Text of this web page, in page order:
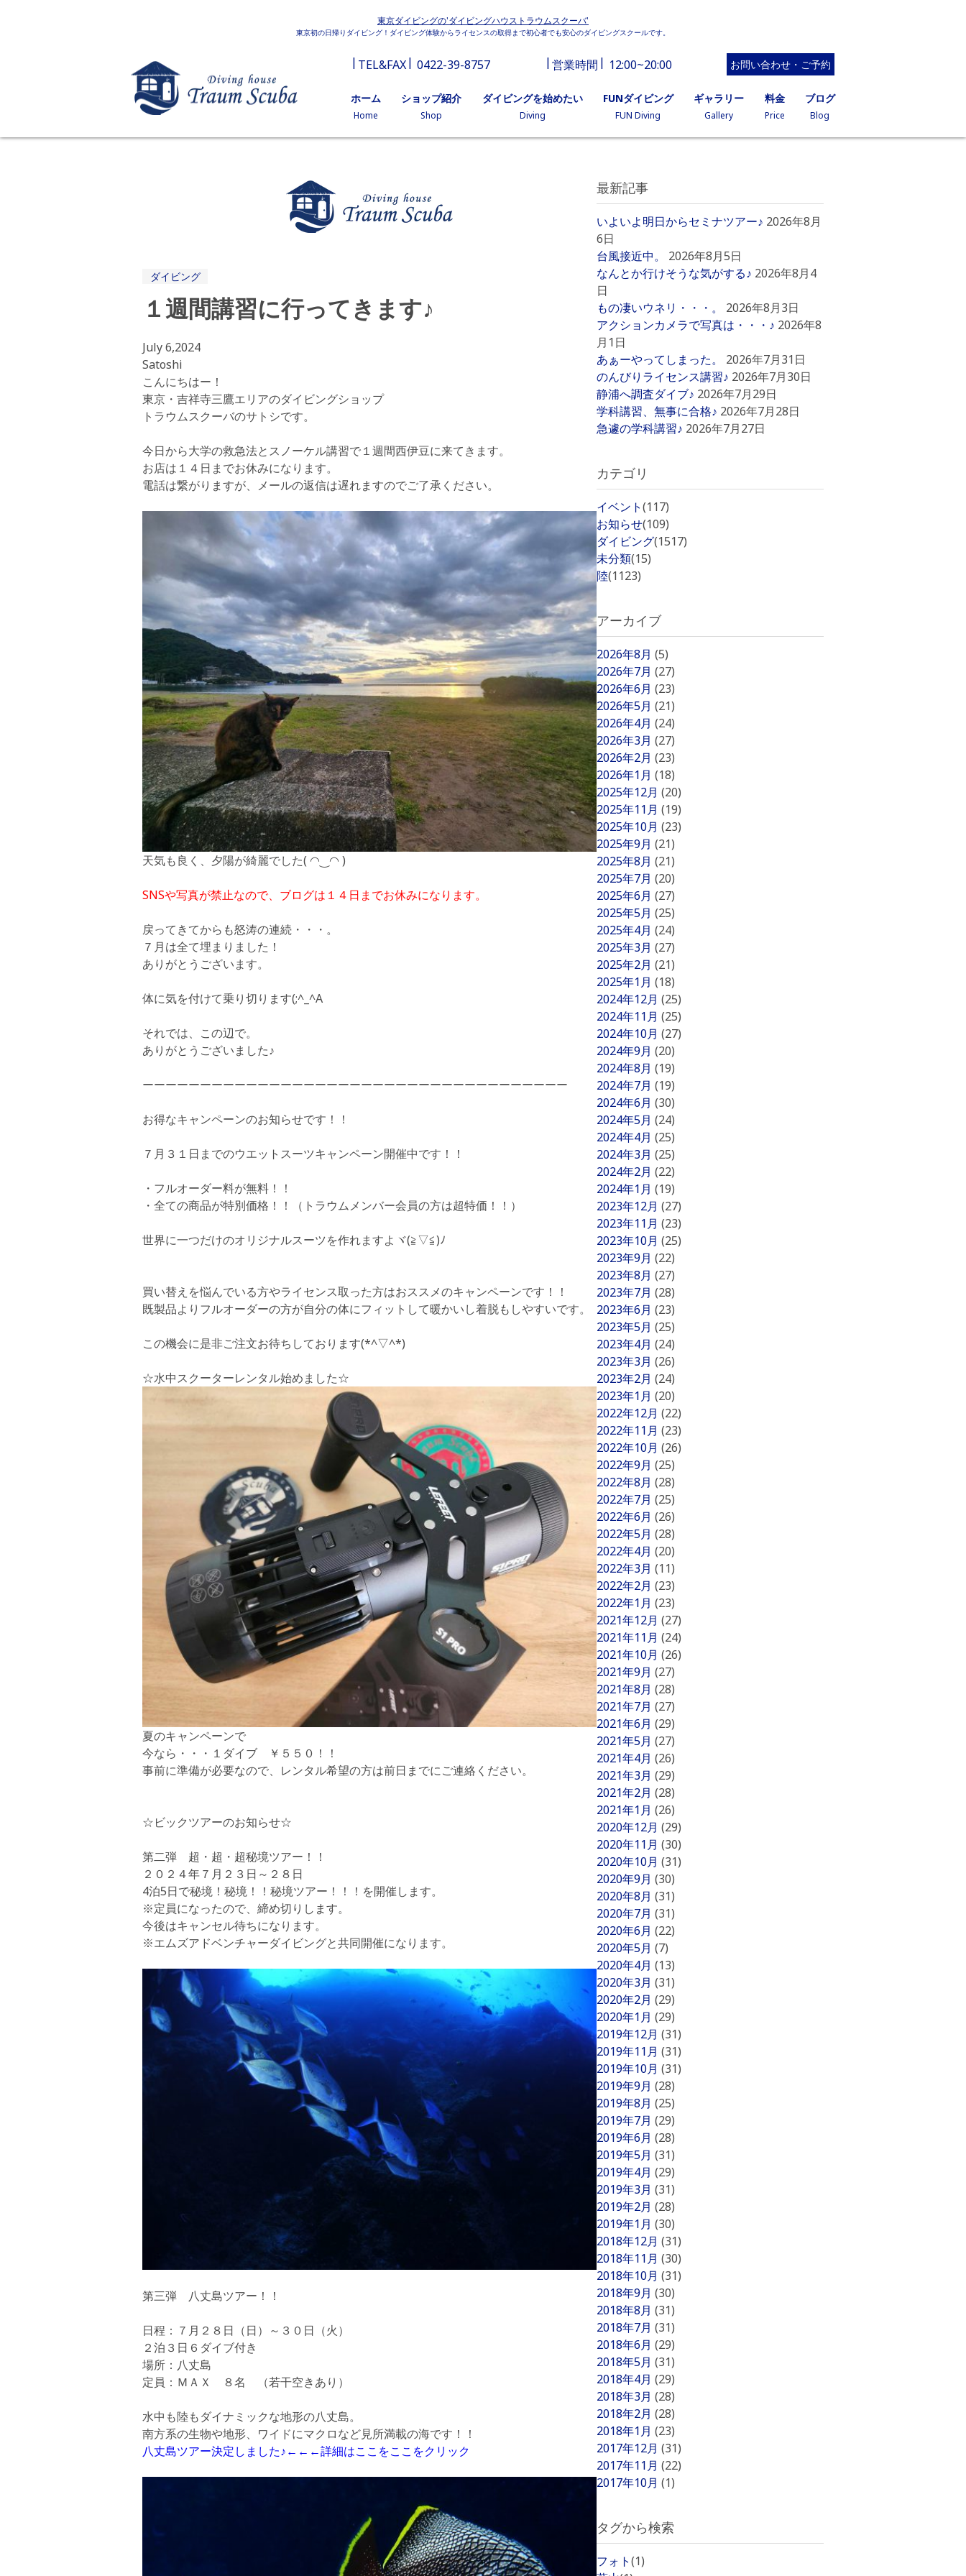
東京ダイビングの'ダイビングハウストラウムスクーバ'
東京初の日帰りダイビング！ダイビング体験からライセンスの取得まで初心者でも安心のダイビングスクールです。
TEL&FAX 0422-39-8757 営業時間 12:00~20:00 お問い合わせ・ご予約
ホーム
Home
ショップ紹介
Shop
ダイビングを始めたい
Diving
FUNダイビング
FUN Diving
ギャラリー
Gallery
料金
Price
ブログ
Blog
ダイビング
１週間講習に行ってきます♪
July 6,2024
Satoshi
こんにちはー！
東京・吉祥寺三鷹エリアのダイビングショップ
トラウムスクーバのサトシです。
今日から大学の救急法とスノーケル講習で１週間西伊豆に来てきます。
お店は１４日までお休みになります。
電話は繋がりますが、メールの返信は遅れますのでご了承ください。
天気も良く、夕陽が綺麗でした( ◠‿◠ )
SNSや写真が禁止なので、 ブログは１４日までお休みになります。
戻ってきてからも怒涛の連続・・・。
７月は全て埋まりました！
ありがとうございます。
体に気を付けて乗り切ります(;^_^A
それでは、この辺で。
ありがとうございました♪
ーーーーーーーーーーーーーーーーーーーーーーーーーーーーーーーーーーーーー
お得なキャンペーンのお知らせです！！
７月３１日までのウエットスーツキャンペーン開催中です！！
・フルオーダー料が無料！！
・全ての商品が特別価格！！（トラウムメンバー会員の方は超特価！！）
世界に一つだけのオリジナルスーツを作れますよヾ(≧▽≦)ﾉ
買い替えを悩んでいる方やライセンス取った方はおススメのキャンペーンです！！
既製品よりフルオーダーの方が自分の体にフィットして暖かいし着脱もしやすいです。
この機会に是非ご注文お待ちしております(*^▽^*)
☆水中スクーターレンタル始めました☆
夏のキャンペーンで
今なら・・・１ダイブ ￥５５０！！
事前に準備が必要なので、レンタル希望の方は前日までにご連絡ください。
☆ビックツアーのお知らせ☆
第二弾 超・超・超秘境ツアー！！
２０２４年７月２３日～２８日
4泊5日で秘境！秘境！！秘境ツアー！！！ を開催します。
※定員になったので、締め切りします。
今後はキャンセル待ちになります。
※エムズアドベンチャーダイビングと共同開催になります。
第三弾 八丈島ツアー！！
日程：７月２８日（日）～３０日（火）
２泊３日６ダイブ付き
場所：八丈島
定員：ＭＡＸ ８名 （若干空きあり）
水中も陸もダイナミックな地形の八丈島。
南方系の生物や地形、ワイドにマクロなど見所満載の海です！！
八丈島ツアー決定しました♪←←←詳細はここをここをクリック
最新記事
いよいよ明日からセミナツアー♪ 2026年8月
6日
台風接近中。
2026年8月5日
なんとか行けそうな気がする♪ 2026年8月4
日
もの凄いウネリ・・・。
2026年8月3日
アクションカメラで写真は・・・♪ 2026年8
月1日
あぁーやってしまった。
2026年7月31日
のんびりライセンス講習♪ 2026年7月30日
静浦へ調査ダイブ♪ 2026年7月29日
学科講習、無事に合格♪ 2026年7月28日
急遽の学科講習♪ 2026年7月27日
カテゴリ
イベント(117)
お知らせ(109)
ダイビング(1517)
未分類(15)
陸(1123)
アーカイブ
2026年8月 (5)
2026年7月 (27)
2026年6月 (23)
2026年5月 (21)
2026年4月 (24)
2026年3月 (27)
2026年2月 (23)
2026年1月 (18)
2025年12月 (20)
2025年11月 (19)
2025年10月 (23)
2025年9月 (21)
2025年8月 (21)
2025年7月 (20)
2025年6月 (27)
2025年5月 (25)
2025年4月 (24)
2025年3月 (27)
2025年2月 (21)
2025年1月 (18)
2024年12月 (25)
2024年11月 (25)
2024年10月 (27)
2024年9月 (20)
2024年8月 (19)
2024年7月 (19)
2024年6月 (30)
2024年5月 (24)
2024年4月 (25)
2024年3月 (25)
2024年2月 (22)
2024年1月 (19)
2023年12月 (27)
2023年11月 (23)
2023年10月 (25)
2023年9月 (22)
2023年8月 (27)
2023年7月 (28)
2023年6月 (23)
2023年5月 (25)
2023年4月 (24)
2023年3月 (26)
2023年2月 (24)
2023年1月 (20)
2022年12月 (22)
2022年11月 (23)
2022年10月 (26)
2022年9月 (25)
2022年8月 (28)
2022年7月 (25)
2022年6月 (26)
2022年5月 (28)
2022年4月 (20)
2022年3月 (11)
2022年2月 (23)
2022年1月 (23)
2021年12月 (27)
2021年11月 (24)
2021年10月 (26)
2021年9月 (27)
2021年8月 (28)
2021年7月 (27)
2021年6月 (29)
2021年5月 (27)
2021年4月 (26)
2021年3月 (29)
2021年2月 (28)
2021年1月 (26)
2020年12月 (29)
2020年11月 (30)
2020年10月 (31)
2020年9月 (30)
2020年8月 (31)
2020年7月 (31)
2020年6月 (22)
2020年5月 (7)
2020年4月 (13)
2020年3月 (31)
2020年2月 (29)
2020年1月 (29)
2019年12月 (31)
2019年11月 (31)
2019年10月 (31)
2019年9月 (28)
2019年8月 (25)
2019年7月 (29)
2019年6月 (28)
2019年5月 (31)
2019年4月 (29)
2019年3月 (31)
2019年2月 (28)
2019年1月 (30)
2018年12月 (31)
2018年11月 (30)
2018年10月 (31)
2018年9月 (30)
2018年8月 (31)
2018年7月 (31)
2018年6月 (29)
2018年5月 (31)
2018年4月 (29)
2018年3月 (28)
2018年2月 (28)
2018年1月 (23)
2017年12月 (31)
2017年11月 (22)
2017年10月 (1)
タグから検索
フォト(1)